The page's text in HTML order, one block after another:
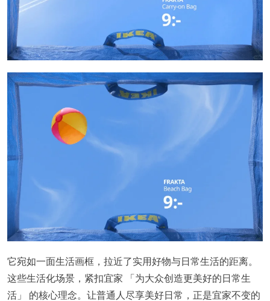
它宛如一面生活画框，拉近了实用好物与日常生活的距离。
这些生活化场景，紧扣宜家 「为大众创造更美好的日常生
活」 的核心理念。让普通人尽享美好日常，正是宜家不变的